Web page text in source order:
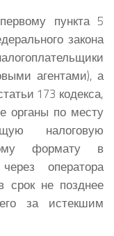
пункта 5
закона
агентами), а
173 кодекса,
органы по месту
налоговую
формату в
оператора
срок не позднее
за истекшим